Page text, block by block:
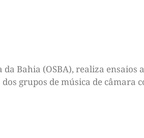
Bahia (OSBA), realiza
grupos de música de câmara